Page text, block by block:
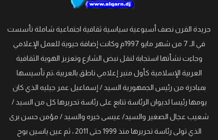
جريدة القرن نصف أسبوعية سياسية ثقافية اجتماعية شاملة تأسست
في الـ 7 من شهر مايو 1997م وكانت إضافة حيوية للعمل الإعلامي
وجاءت نشأتها استجابة لنقل نبض الشارع وتعزيز الهوية الثقافية
العربية الإسلامية كأول منبر إعلامي ناطق بالعربية ،تم تأسيسها
بمبادرة من رئيس الجمهورية السيد / إسماعيل عمر جيليه الذي كان
يومها رئيسا لديوان الرئاسة تتابع على رئاسة تحريرها كل من السيد /
شعيب عجال الصغير والسيد/ عيسى خيره والسيد / مؤمن حسن برى
الذي تولى رئاسة تحريرها منذ 1999 حتى 2011 ، ثم عين ياسين بوح